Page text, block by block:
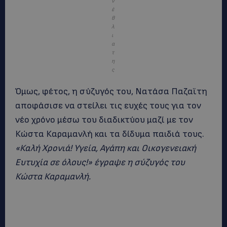
έ
θ
λ
ι
α
τ
η
ς
Όμως, φέτος, η σύζυγός του, Νατάσα Παζαϊτη
αποφάσισε να στείλει τις ευχές τους για τον
νέο χρόνο μέσω του διαδικτύου μαζί με τον
Κώστα Καραμανλή και τα δίδυμα παιδιά τους.
«Καλή Χρονιά! Υγεία, Αγάπη και Οικογενειακή
Ευτυχία σε όλους!» έγραψε η σύζυγός του
Κώστα Καραμανλή.